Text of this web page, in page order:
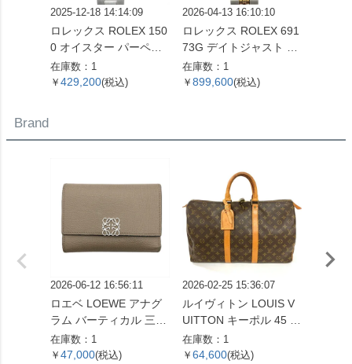
2025-12-18 14:14:09
ロレックス ROLEX 150
0 オイスター パーペチ
ュアル デイト 腕時計 シ
ルバー文字盤 7桁 2番台
在庫数：1
￥ 429,200(税込)
2026-04-13 16:10:10
ロレックス ROLEX 691
73G デイトジャスト T
番 腕時計 シャンパン文
字盤 10Pダイヤ SS×YG
在庫数：1
￥ 899,600(税込)
Brand
2026-06-12 16:56:11
ロエベ LOEWE アナグ
ラム バーティカル 三つ
折り財布 ベージュ シル
バー金具【中古】
在庫数：1
￥ 47,000(税込)
2026-02-25 15:36:07
ルイヴィトン LOUIS V
UITTON キーポル 45 ボ
ストンバッグ モノグラ
ム キャンバス M41428
在庫数：1
￥ 64,600(税込)